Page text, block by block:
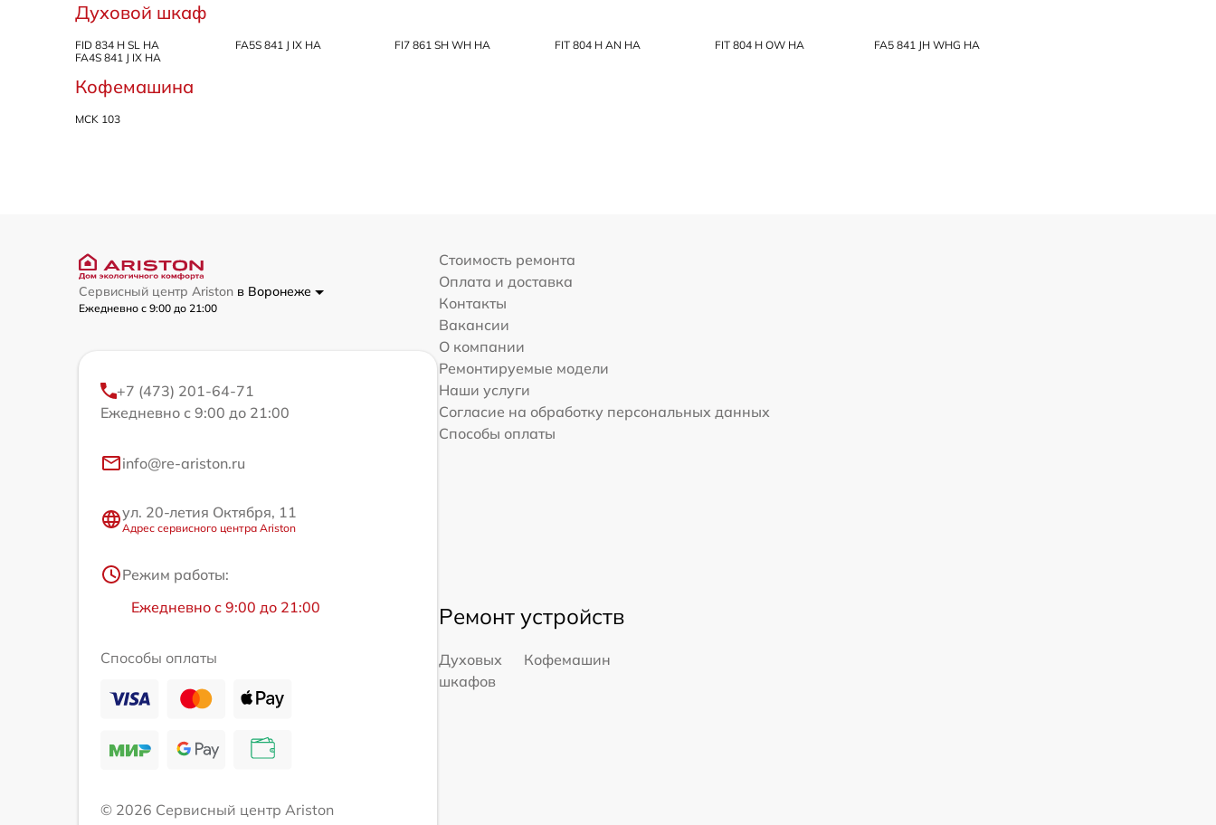
Духовой шкаф
FID 834 H SL HA FA5S 841 J IX HA FI7 861 SH WH HA FIT 804 H AN HA FIT 804 H OW HA
FA5 841 JH WHG HA
FA4S 841 J IX HA
Кофемашина
MCK 103
Сервисный центр Ariston в Воронеже
Ежедневно с 9:00 до 21:00
+7 (473) 201-64-71
Ежедневно с 9:00 до 21:00
info@re-ariston.ru
ул. 20-летия Октября, 11
Адрес сервисного центра Ariston
Режим работы:
Ежедневно с 9:00 до 21:00
Способы оплаты
© 2026 Сервисный центр Ariston
Стоимость ремонта
Оплата и доставка
Контакты
Вакансии
О компании
Ремонтируемые модели
Наши услуги
Согласие на обработку персональных данных
Способы оплаты
Ремонт устройств
Духовых
шкафов
Кофемашин